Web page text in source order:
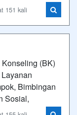
151 kali
(BK)
Bimbingan
Sosial,